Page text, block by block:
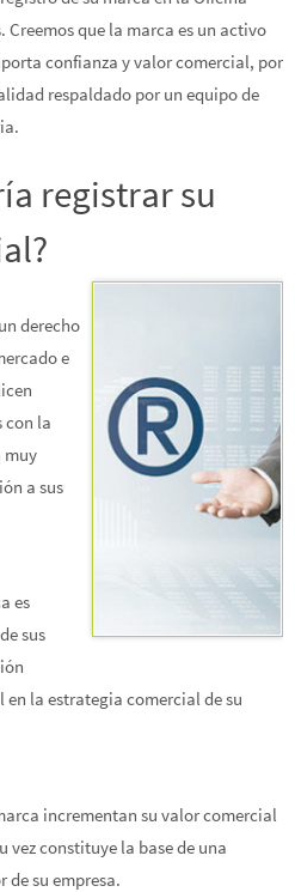
Creemos que la marca es un activo
confianza y valor comercial, por
respaldado por un equipo de
registrar su
derecho
e
con la
muy
a sus
es
sus
la estrategia comercial de su
incrementan su valor comercial
vez constituye la base de una
su empresa.